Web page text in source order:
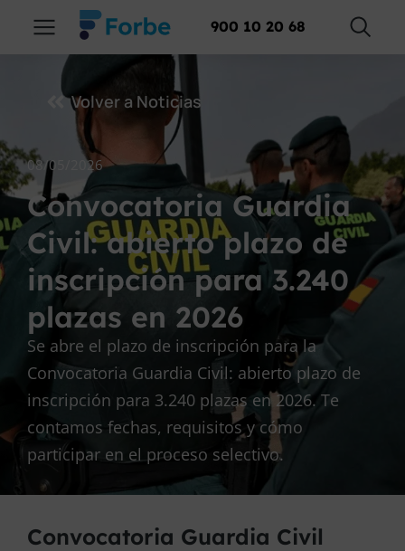
900 10 20 68
Volver a Noticias
08/05/2026
Convocatoria Guardia
Civil: abierto plazo de
inscripción para 3.240
plazas en 2026
Se abre el plazo de inscripción para la
Convocatoria Guardia Civil: abierto plazo de
inscripción para 3.240 plazas en 2026. Te
contamos fechas, requisitos y cómo
participar en el proceso selectivo.
Convocatoria Guardia Civil